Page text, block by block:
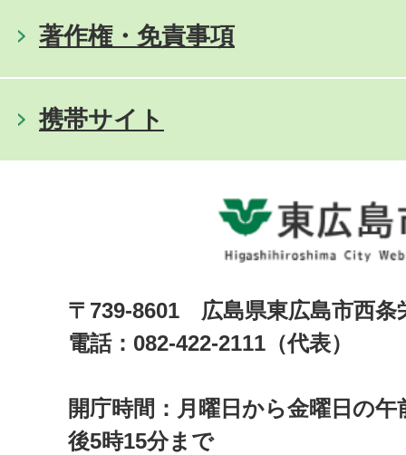
著作権・免責事項
携帯サイト
〒739-8601 広島県東広島市西
電話：082-422-2111（代表）
開庁時間：月曜日から金曜日の午
後5時15分まで